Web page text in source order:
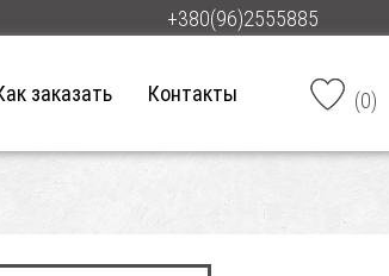
+380(96)2555885
заказать Контакты (0)